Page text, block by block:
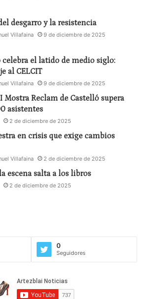
desgarro y la resistencia
Villafaina 9 de diciembre de 2025
celebra el latido de medio siglo:
al CELCIT
Villafaina 9 de diciembre de 2025
Mostra Reclam de Castelló supera
asistentes
2 de diciembre de 2025
en crisis que exige cambios
Villafaina 2 de diciembre de 2025
escena salta a los libros
2 de diciembre de 2025
0
Seguidores